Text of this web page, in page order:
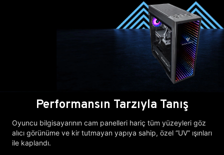
Performansın Tarzıyla Tanış
Oyuncu bilgisayarının cam panelleri hariç tüm yüzeyleri göz
alıcı görünüme ve kir tutmayan yapıya sahip, özel “UV” ışınları
ile kaplandı.